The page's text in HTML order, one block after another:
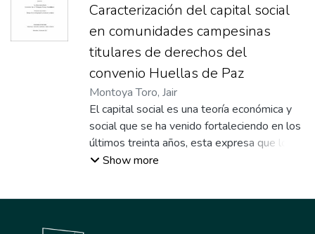
Caracterización del capital social
en comunidades campesinas
titulares de derechos del
convenio Huellas de Paz
Montoya Toro, Jair
El capital social es una teoría económica y
social que se ha venido fortaleciendo en los
últimos treinta años, esta expresa que los
desarrollos de las comunidades están
Show more